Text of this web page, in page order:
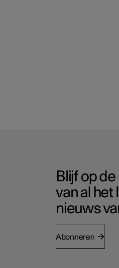
Blijf op
van al het
nieuws
Abonneren